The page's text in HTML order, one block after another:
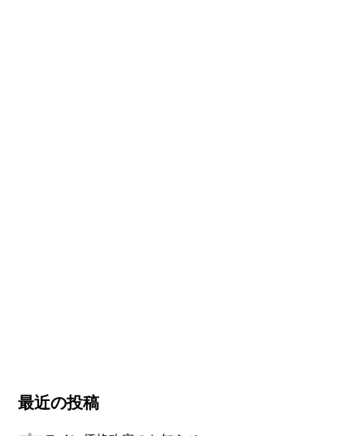
最近の投稿